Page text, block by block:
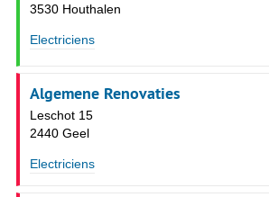
30 31
6
20 21 22
27
3
3530 Houthalen
Electriciens
Algemene Renovaties
Leschot 15
2440 Geel
Electriciens